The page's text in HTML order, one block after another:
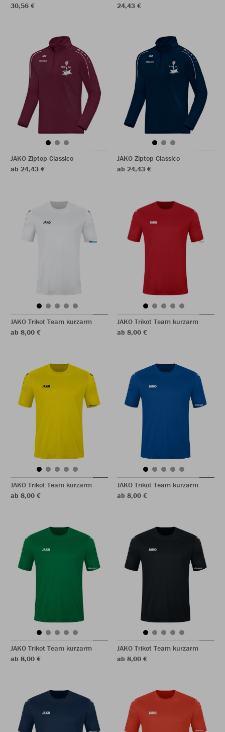
30,56 € 24,43 €
JAKO Ziptop Classico
ab 24,43 €
JAKO Ziptop Classico
ab 24,43 €
JAKO Trikot Team kurzarm
ab 8,00 €
JAKO Trikot Team kurzarm
ab 8,00 €
JAKO Trikot Team kurzarm
ab 8,00 €
JAKO Trikot Team kurzarm
ab 8,00 €
JAKO Trikot Team kurzarm
ab 8,00 €
JAKO Trikot Team kurzarm
ab 8,00 €